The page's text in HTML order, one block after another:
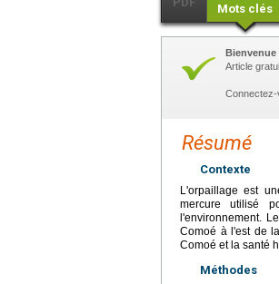
Mots clés
Article
Connectez-
Résumé
Contexte
L'orpaillage est
mercure utilisé
l'environnement.
Comoé à l'est de
Comoé et la santé
Méthodes